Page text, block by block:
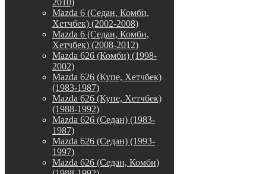
Mazda 6 (Седан, Комби,
Хетчбек) (2002-2008)
Mazda 6 (Седан, Комби,
Хетчбек) (2008-2012)
Mazda 626 (Комби) (1998-
2002)
Mazda 626 (Купе, Хетчбек)
(1983-1987)
Mazda 626 (Купе, Хетчбек)
(1988-1992)
Mazda 626 (Седан) (1983-
1987)
Mazda 626 (Седан) (1993-
1997)
Mazda 626 (Седан, Комби)